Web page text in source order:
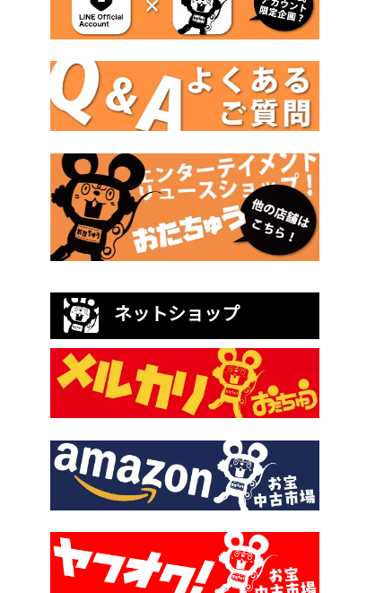
ネットショップ